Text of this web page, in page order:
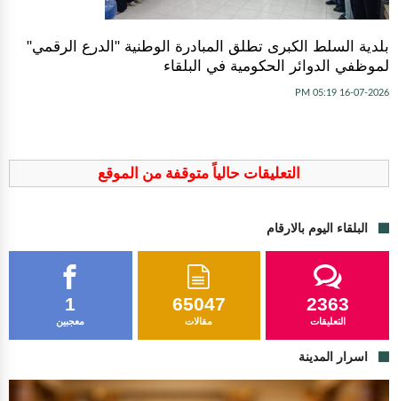
بلدية السلط الكبرى تطلق المبادرة الوطنية "الدرع الرقمي"
لموظفي الدوائر الحكومية في البلقاء
16-07-2026 05:19 PM
التعليقات حالياً متوقفة من الموقع
البلقاء اليوم بالارقام
1
معجبين
65047
مقالات
2363
التعليقات
اسرار المدينة